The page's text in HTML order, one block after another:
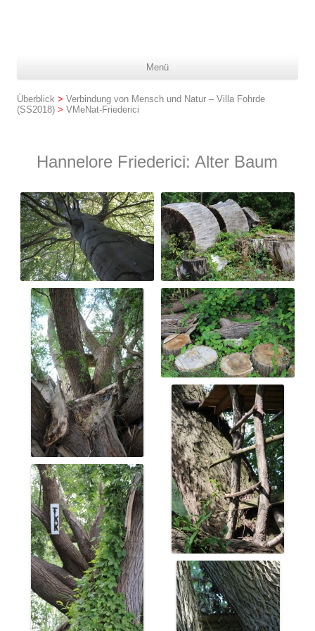
Menü
Überblick > Verbindung von Mensch und Natur – Villa Fohrde
(SS2018) > VMeNat-Friederici
Hannelore Friederici: Alter Baum